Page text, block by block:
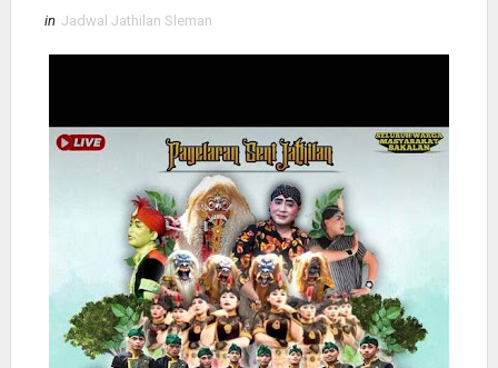
in Jadwal Jathilan Sleman